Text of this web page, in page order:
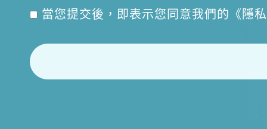
當您提交後，即表示您同意我們的《隱